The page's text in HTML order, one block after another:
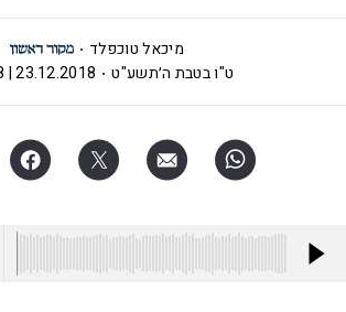
מיכאל טוכפלד
ט"ו בטבת ה׳תשע"ט
23.12.2018 | 07:18